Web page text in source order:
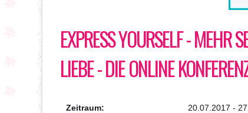
EXPRESS YOURSELF - MEHR
LIEBE - DIE ONLINE
Zeitraum: 20.07.2017 -